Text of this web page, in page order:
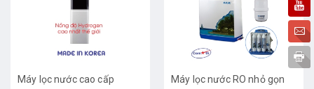
Máy lọc nước cao cấp
Máy lọc nước RO nhỏ gọn